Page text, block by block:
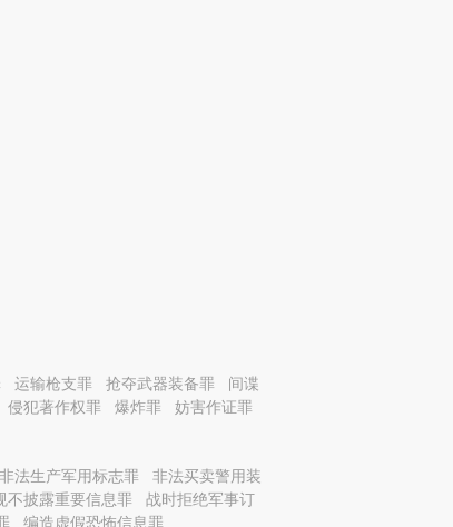
运输枪支罪 抢夺武器装备罪
间谍
侵犯著作权罪 爆炸罪
妨害作证罪
非法生产军用标志罪
非法买卖警用装
不披露重要信息罪
战时拒绝军事订
编造虚假恐怖信息罪